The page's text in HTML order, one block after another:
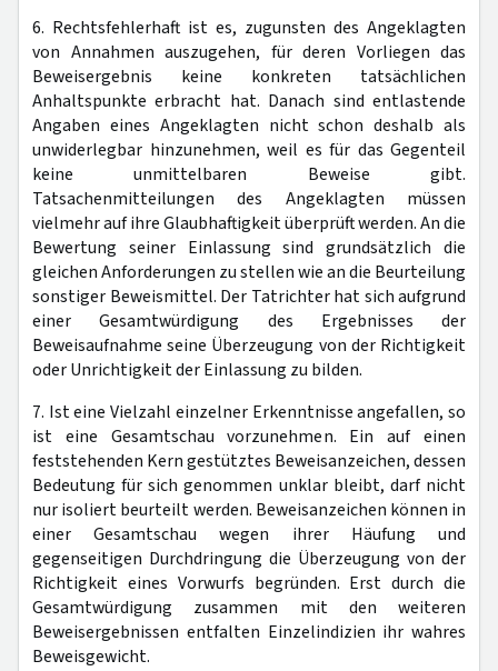
6. Rechtsfehlerhaft ist es, zugunsten des Angeklagten
von Annahmen auszugehen, für deren Vorliegen das
Beweisergebnis keine konkreten tatsächlichen
Anhaltspunkte erbracht hat. Danach sind entlastende
Angaben eines Angeklagten nicht schon deshalb als
unwiderlegbar hinzunehmen, weil es für das Gegenteil
keine unmittelbaren Beweise gibt.
Tatsachenmitteilungen des Angeklagten müssen
vielmehr auf ihre Glaubhaftigkeit überprüft werden. An die
Bewertung seiner Einlassung sind grundsätzlich die
gleichen Anforderungen zu stellen wie an die Beurteilung
sonstiger Beweismittel. Der Tatrichter hat sich aufgrund
einer Gesamtwürdigung des Ergebnisses der
Beweisaufnahme seine Überzeugung von der Richtigkeit
oder Unrichtigkeit der Einlassung zu bilden.
7. Ist eine Vielzahl einzelner Erkenntnisse angefallen, so
ist eine Gesamtschau vorzunehmen. Ein auf einen
feststehenden Kern gestütztes Beweisanzeichen, dessen
Bedeutung für sich genommen unklar bleibt, darf nicht
nur isoliert beurteilt werden. Beweisanzeichen können in
einer Gesamtschau wegen ihrer Häufung und
gegenseitigen Durchdringung die Überzeugung von der
Richtigkeit eines Vorwurfs begründen. Erst durch die
Gesamtwürdigung zusammen mit den weiteren
Beweisergebnissen entfalten Einzelindizien ihr wahres
Beweisgewicht.